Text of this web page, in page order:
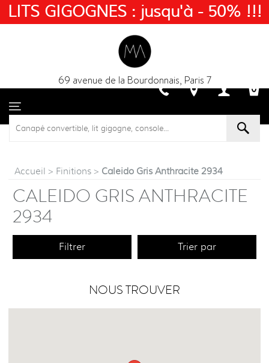
69 avenue de la Bourdonnais, Paris 7
Accueil > Finitions > Caleido Gris Anthracite 2934
CALEIDO GRIS ANTHRACITE
2934
Filtrer Trier par
NOUS TROUVER
LITS GIGOGNES : jusqu'à - 50% !!!